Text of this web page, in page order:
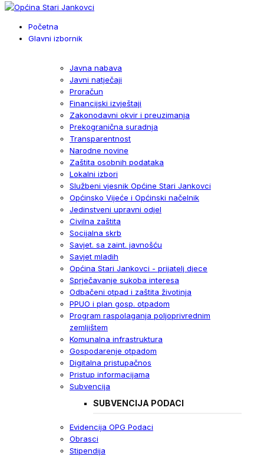
Početna
Glavni izbornik
Javna nabava
Javni natječaji
Proračun
Financijski izvještaji
Zakonodavni okvir i preuzimanja
Prekogranična suradnja
Transparentnost
Narodne novine
Zaštita osobnih podataka
Lokalni izbori
Službeni vjesnik Općine Stari Jankovci
Općinsko Vijeće i Općinski načelnik
Jedinstveni upravni odjel
Civilna zaštita
Socijalna skrb
Savjet. sa zaint. javnošću
Savjet mladih
Općina Stari Jankovci - prijatelj djece
Sprječavanje sukoba interesa
Odbačeni otpad i zaštita životinja
PPUO i plan gosp. otpadom
Program raspolaganja poljoprivrednim
zemljištem
Komunalna infrastruktura
Gospodarenje otpadom
Digitalna pristupačnos
Pristup informacijama
Subvencija
SUBVENCIJA PODACI
Evidencija OPG Podaci
Obrasci
Stipendija